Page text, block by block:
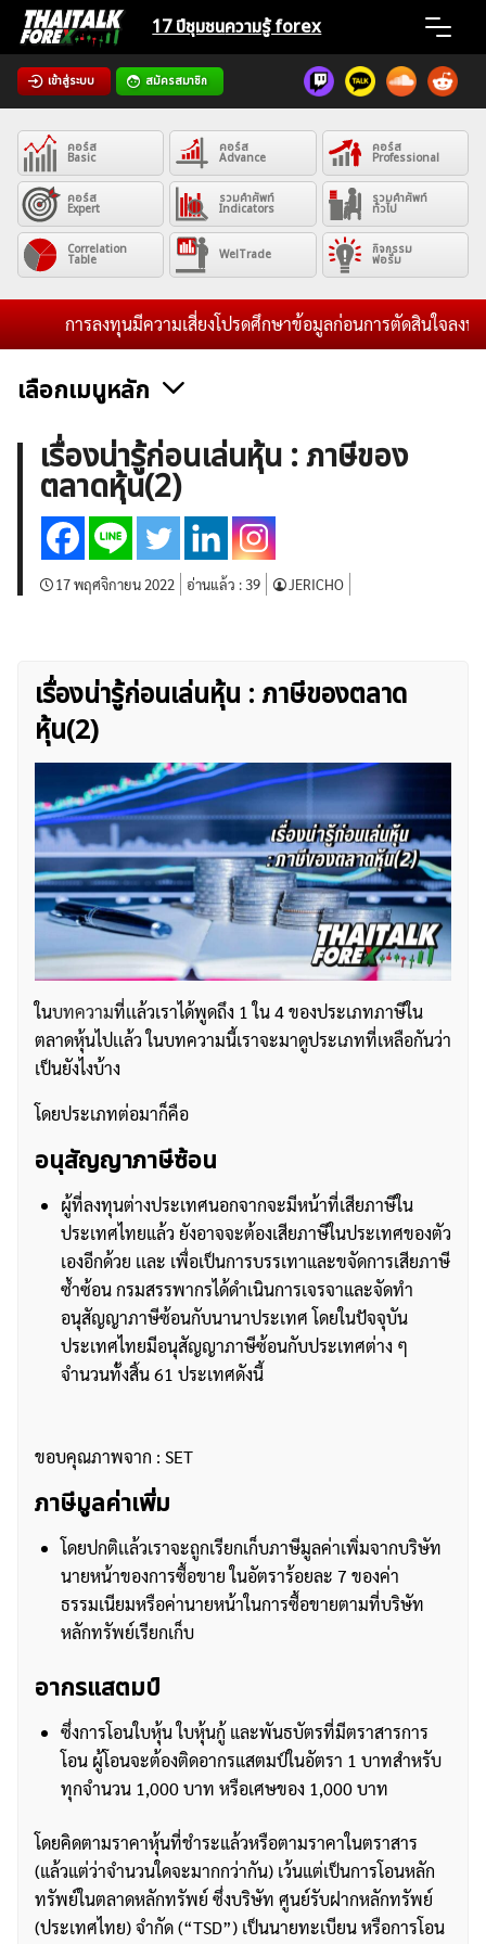
Skip
content
17 ปีชุมชนความรู้ forex
เข้าสู่ระบบ สมัครสมาชิก
Home
News
Articles
VPS Register
ค้นหา
สำหรับ:
คอร์ส
Basic
คอร์ส
Advance
คอร์ส
Professional
คอร์ส
Expert
รวมคำศัพท์
Indicators
รวมคำศัพท์
ทั่วไป
Correlation
Table WelTrade กิจกรรม
ฟอรั่ม
การลงทุนมีความเสี่ยงโปรดศึกษาข้อมูลก่อนการตัดสินใจลงทุน
เลือกเมนูหลัก
ข่าวฟอเร็กซ์และสกุลเงิน คริปโตเคอร์เรนซี
ฟรีซิกแนล รายวัน
บทวิเคราะห์
เศรษฐกิจทั่วไป
สินค้าโภคภัณฑ์
โบรกเกอร์ FX
โปรโมชั่น Forex
กองทุน Forex
ฟรี EA
เรื่องน่ารู้ก่อนเล่นหุ้น : ภาษีของ
ตลาดหุ้น(2)
17 พฤศจิกายน 2022 อ่านแล้ว :39 JERICHO
เรื่องน่ารู้ก่อนเล่นหุ้น : ภาษีของตลาด
หุ้น(2)
ในบทความที่เเล้วเราได้พูดถึง 1 ใน 4 ของประเภทภาษีใน
ตลาดหุ้นไปเเล้ว ในบทความนี้เราจะมาดูประเภทที่เหลือกันว่า
เป็นยังไงบ้าง
โดยประเภทต่อมาก็คือ
อนุสัญญาภาษีซ้อน
ผู้ที่ลงทุนต่างประเทศนอกจากจะมีหน้าที่เสียภาษีใน
ประเทศไทยแล้ว ยังอาจจะต้องเสียภาษีในประเทศของตัว
เองอีกด้วย เเละ เพื่อเป็นการบรรเทาและขจัดการเสียภาษี
ซ้ำซ้อน กรมสรรพากรได้ดำเนินการเจรจาและจัดทำ
อนุสัญญาภาษีซ้อนกับนานาประเทศ โดยในปัจจุบัน
ประเทศไทยมีอนุสัญญาภาษีซ้อนกับประเทศต่าง ๆ
จำนวนทั้งสิ้น 61 ประเทศดังนี้
ขอบคุณภาพจาก : SET
ภาษีมูลค่าเพิ่ม
โดยปกติเเล้วเราจะถูกเรียกเก็บภาษีมูลค่าเพิ่มจากบริษัท
นายหน้าของการซื้อขาย ในอัตราร้อยละ 7 ของค่า
ธรรมเนียมหรือค่านายหน้าในการซื้อขายตามที่บริษัท
หลักทรัพย์เรียกเก็บ
อากรแสตมป์
ซึ่งการโอนใบหุ้น ใบหุ้นกู้ และพันธบัตรที่มีตราสารการ
โอน ผู้โอนจะต้องติดอากรแสตมป์ในอัตรา 1 บาทสำหรับ
ทุกจำนวน 1,000 บาท หรือเศษของ 1,000 บาท
โดยคิดตามราคาหุ้นที่ชำระแล้วหรือตามราคาในตราสาร
(แล้วแต่ว่าจำนวนใดจะมากกว่ากัน) เว้นแต่เป็นการโอนหลัก
ทรัพย์ในตลาดหลักทรัพย์ ซึ่งบริษัท ศูนย์รับฝากหลักทรัพย์
(ประเทศไทย) จำกัด (“TSD”) เป็นนายทะเบียน หรือการโอน